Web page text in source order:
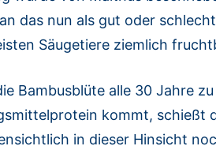
das nun als gut oder
Säugetiere ziemlich
Bambusblüte alle 30 Jahre
kommt, schießt
in dieser Hinsicht